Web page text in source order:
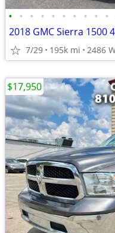
• • • • • • • • • •
2018 GMC Sierra 1500
7/29 195k mi 2486
$17,950